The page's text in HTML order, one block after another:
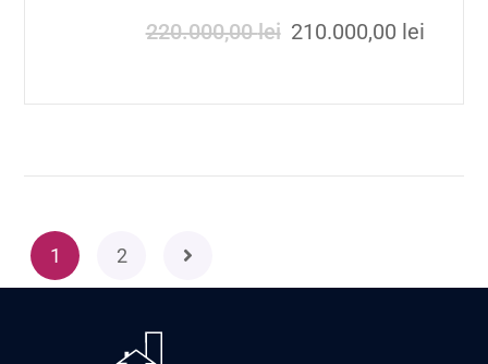
220.000,00lei 210.000,00 lei
1 2